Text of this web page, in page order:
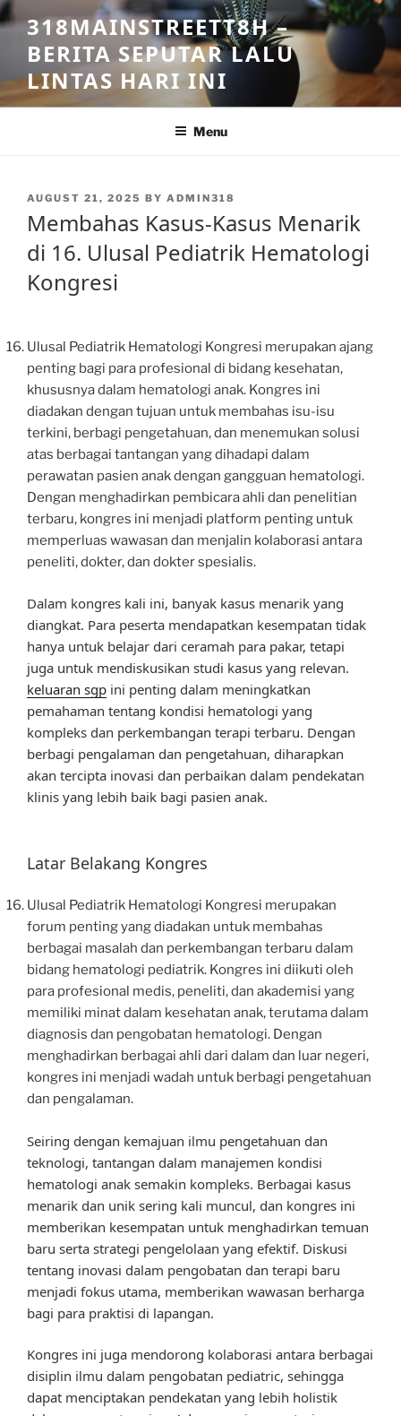
Skip
to
content
318MAINSTREETT8H –
BERITA SEPUTAR LALU
LINTAS HARI INI
Menu
POSTED
AUGUST 21, 2025 BY ADMIN318
Membahas Kasus-Kasus Menarik
di 16. Ulusal Pediatrik Hematologi
Kongresi
Ulusal Pediatrik Hematologi Kongresi merupakan ajang
penting bagi para profesional di bidang kesehatan,
khususnya dalam hematologi anak. Kongres ini
diadakan dengan tujuan untuk membahas isu-isu
terkini, berbagi pengetahuan, dan menemukan solusi
atas berbagai tantangan yang dihadapi dalam
perawatan pasien anak dengan gangguan hematologi.
Dengan menghadirkan pembicara ahli dan penelitian
terbaru, kongres ini menjadi platform penting untuk
memperluas wawasan dan menjalin kolaborasi antara
peneliti, dokter, dan dokter spesialis.
Dalam kongres kali ini, banyak kasus menarik yang
diangkat. Para peserta mendapatkan kesempatan tidak
hanya untuk belajar dari ceramah para pakar, tetapi
juga untuk mendiskusikan studi kasus yang relevan.
keluaran sgp ini penting dalam meningkatkan
pemahaman tentang kondisi hematologi yang
kompleks dan perkembangan terapi terbaru. Dengan
berbagi pengalaman dan pengetahuan, diharapkan
akan tercipta inovasi dan perbaikan dalam pendekatan
klinis yang lebih baik bagi pasien anak.
Latar Belakang Kongres
Ulusal Pediatrik Hematologi Kongresi merupakan
forum penting yang diadakan untuk membahas
berbagai masalah dan perkembangan terbaru dalam
bidang hematologi pediatrik. Kongres ini diikuti oleh
para profesional medis, peneliti, dan akademisi yang
memiliki minat dalam kesehatan anak, terutama dalam
diagnosis dan pengobatan hematologi. Dengan
menghadirkan berbagai ahli dari dalam dan luar negeri,
kongres ini menjadi wadah untuk berbagi pengetahuan
dan pengalaman.
Seiring dengan kemajuan ilmu pengetahuan dan
teknologi, tantangan dalam manajemen kondisi
hematologi anak semakin kompleks. Berbagai kasus
menarik dan unik sering kali muncul, dan kongres ini
memberikan kesempatan untuk menghadirkan temuan
baru serta strategi pengelolaan yang efektif. Diskusi
tentang inovasi dalam pengobatan dan terapi baru
menjadi fokus utama, memberikan wawasan berharga
bagi para praktisi di lapangan.
Kongres ini juga mendorong kolaborasi antara berbagai
disiplin ilmu dalam pengobatan pediatric, sehingga
dapat menciptakan pendekatan yang lebih holistik